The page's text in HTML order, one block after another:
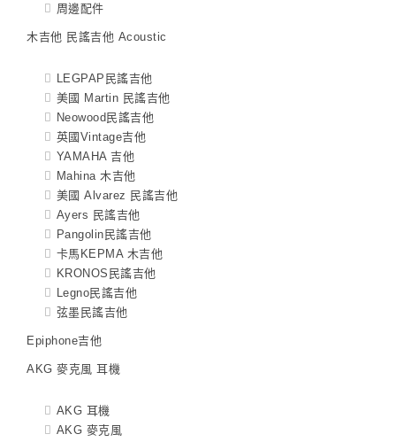
周邊配件
木吉他 民謠吉他 Acoustic
LEGPAP民謠吉他
美國 Martin 民謠吉他
Neowood民謠吉他
英國Vintage吉他
YAMAHA 吉他
Mahina 木吉他
美國 Alvarez 民謠吉他
Ayers 民謠吉他
Pangolin民謠吉他
卡馬KEPMA 木吉他
KRONOS民謠吉他
Legno民謠吉他
弦墨民謠吉他
Epiphone吉他
AKG 麥克風 耳機
AKG 耳機
AKG 麥克風